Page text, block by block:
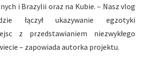
i Brazylii oraz na Kubie. – Nasz vlog
łączył ukazywanie egzotyki
z przedstawianiem niezwykłego
– zapowiada autorka projektu.